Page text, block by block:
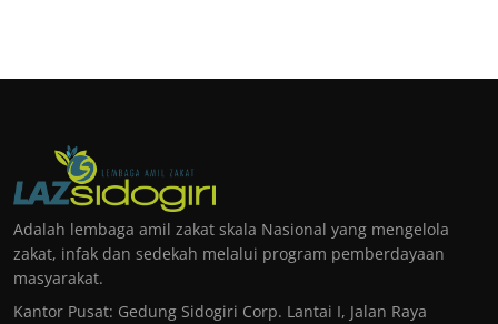
Adalah lembaga amil zakat skala Nasional yang mengelola
zakat, infak dan sedekah melalui program pemberdayaan
masyarakat.
Kantor Pusat: Gedung Sidogiri Corp. Lantai I, Jalan Raya